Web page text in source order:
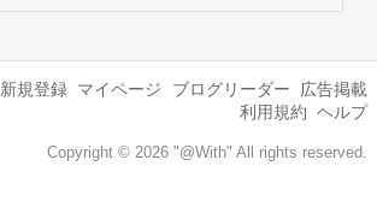
新規登録 マイページ ブログリーダー
広告掲載
利用規約 ヘルプ
Copyright © 2026 "@With" All rights reserved.